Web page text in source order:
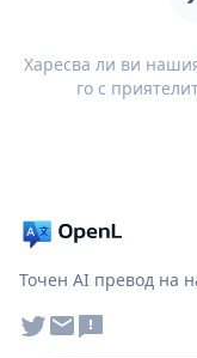
Харесва ли ви
го с
Точен AI превод на